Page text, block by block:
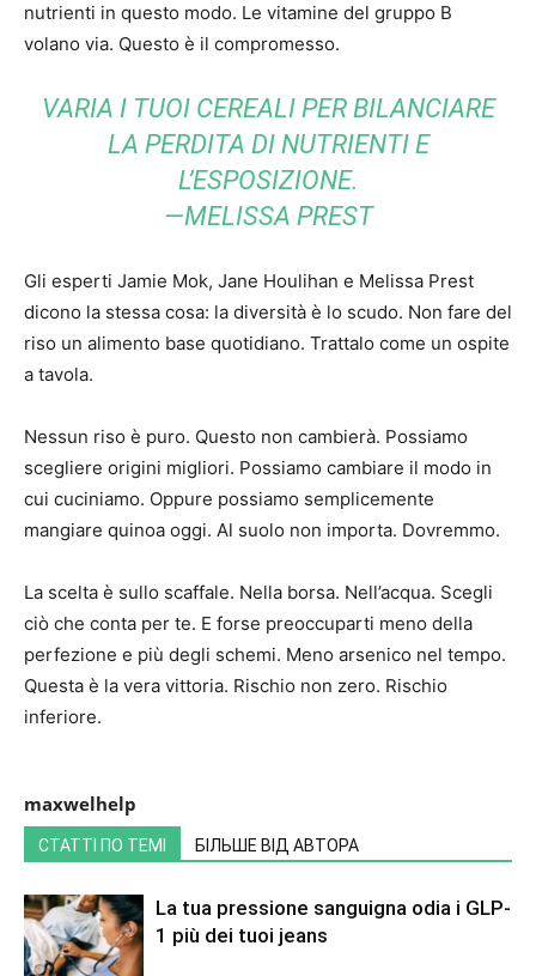
nutrienti in questo modo. Le vitamine del gruppo B
volano via. Questo è il compromesso.
VARIA I TUOI CEREALI PER BILANCIARE
LA PERDITA DI NUTRIENTI E
L’ESPOSIZIONE.
—MELISSA PREST
Gli esperti Jamie Mok, Jane Houlihan e Melissa Prest
dicono la stessa cosa: la diversità è lo scudo. Non fare del
riso un alimento base quotidiano. Trattalo come un ospite
a tavola.
Nessun riso è puro. Questo non cambierà. Possiamo
scegliere origini migliori. Possiamo cambiare il modo in
cui cuciniamo. Oppure possiamo semplicemente
mangiare quinoa oggi. Al suolo non importa. Dovremmo.
La scelta è sullo scaffale. Nella borsa. Nell’acqua. Scegli
ciò che conta per te. E forse preoccuparti meno della
perfezione e più degli schemi. Meno arsenico nel tempo.
Questa è la vera vittoria. Rischio non zero. Rischio
inferiore.
maxwelhelp
СТАТТІ ПО ТЕМІ БІЛЬШЕ ВІД АВТОРА
La tua pressione sanguigna odia i GLP-
1 più dei tuoi jeans